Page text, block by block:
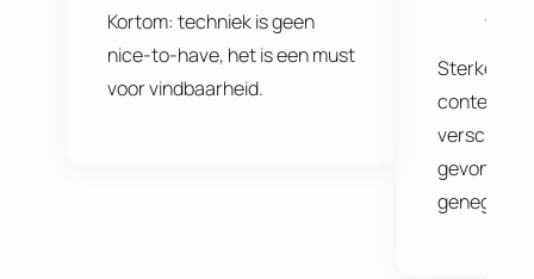
Kortom: techniek is geen
nice-to-have, het is een must
voor vindbaarheid.
Sterke,
content
verschil
gevonden
genegeerd.